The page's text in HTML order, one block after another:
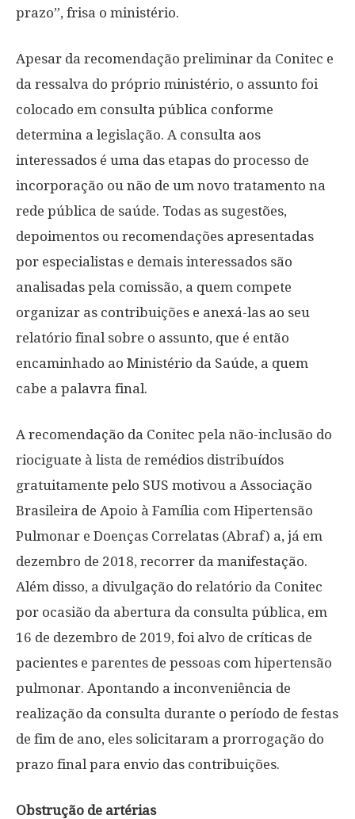
prazo”, frisa o ministério.
Apesar da recomendação preliminar da Conitec e
da ressalva do próprio ministério, o assunto foi
colocado em consulta pública conforme
determina a legislação. A consulta aos
interessados é uma das etapas do processo de
incorporação ou não de um novo tratamento na
rede pública de saúde. Todas as sugestões,
depoimentos ou recomendações apresentadas
por especialistas e demais interessados são
analisadas pela comissão, a quem compete
organizar as contribuições e anexá-las ao seu
relatório final sobre o assunto, que é então
encaminhado ao Ministério da Saúde, a quem
cabe a palavra final.
A recomendação da Conitec pela não-inclusão do
riociguate à lista de remédios distribuídos
gratuitamente pelo SUS motivou a Associação
Brasileira de Apoio à Família com Hipertensão
Pulmonar e Doenças Correlatas (Abraf) a, já em
dezembro de 2018, recorrer da manifestação.
Além disso, a divulgação do relatório da Conitec
por ocasião da abertura da consulta pública, em
16 de dezembro de 2019, foi alvo de críticas de
pacientes e parentes de pessoas com hipertensão
pulmonar. Apontando a inconveniência de
realização da consulta durante o período de festas
de fim de ano, eles solicitaram a prorrogação do
prazo final para envio das contribuições.
Obstrução de artérias